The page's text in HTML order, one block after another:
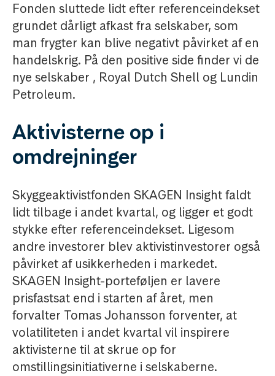
Fonden sluttede lidt efter referenceindekset
grundet dårligt afkast fra selskaber, som
man frygter kan blive negativt påvirket af en
handelskrig. På den positive side finder vi de
nye selskaber , Royal Dutch Shell og Lundin
Petroleum.
Aktivisterne op i
omdrejninger
Skyggeaktivistfonden SKAGEN Insight faldt
lidt tilbage i andet kvartal, og ligger et godt
stykke efter referenceindekset. Ligesom
andre investorer blev aktivistinvestorer også
påvirket af usikkerheden i markedet.
SKAGEN Insight-porteføljen er lavere
prisfastsat end i starten af året, men
forvalter Tomas Johansson forventer, at
volatiliteten i andet kvartal vil inspirere
aktivisterne til at skrue op for
omstillingsinitiativerne i selskaberne.